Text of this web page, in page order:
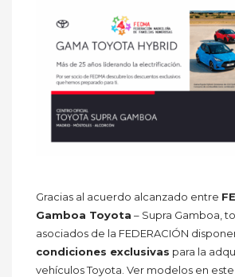
Gracias al acuerdo alcanzado entre
Gamboa Toyota – Supra Gamboa,
asociados de la FEDERACIÓN
condiciones exclusivas para la
vehículos Toyota. Ver modelos en